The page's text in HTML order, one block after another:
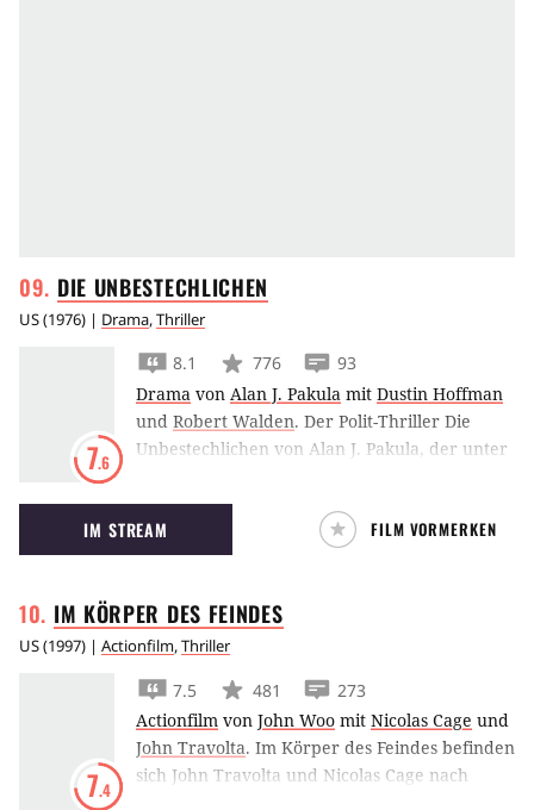
DIE UNBESTECHLICHEN
US(1976) | Drama,Thriller
7.6
8.1 776
93
Drama von Alan J. Pakula mit Dustin Hoffman
und Robert Walden. Der Polit-Thriller Die
Unbestechlichen von Alan J. Pakula, der unter
wurde, rekapituliert die Ereignisse, die später
als Watergate-Affäre unrühmlich in die
Geschichte eingingen.
IM STREAM FILM VORMERKEN
IM KÖRPER DES FEINDES
US(1997) | Actionfilm,Thriller
7.4
7.5 481
273
Actionfilm von John Woo mit Nicolas Cage und
John Travolta. Im Körper des Feindes befinden
sich John Travolta und Nicolas Cage nach